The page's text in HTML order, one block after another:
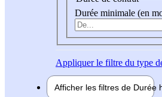
Durée minimale (en
Appliquerle filtre du type
Afficher les filtres de Durée